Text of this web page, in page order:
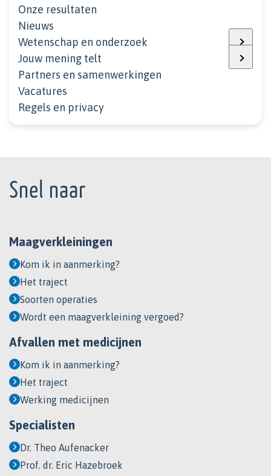
Onze resultaten
Nieuws
Wetenschap en onderzoek
Jouw mening telt
Partners en samenwerkingen
Vacatures
Regels en privacy
Snel naar
Maagverkleiningen
Kom ik in aanmerking?
Het traject
Soorten operaties
Wordt een maagverkleining vergoed?
Afvallen met medicijnen
Kom ik in aanmerking?
Het traject
Werking medicijnen
Specialisten
Dr. Theo Aufenacker
Prof. dr. Eric Hazebroek